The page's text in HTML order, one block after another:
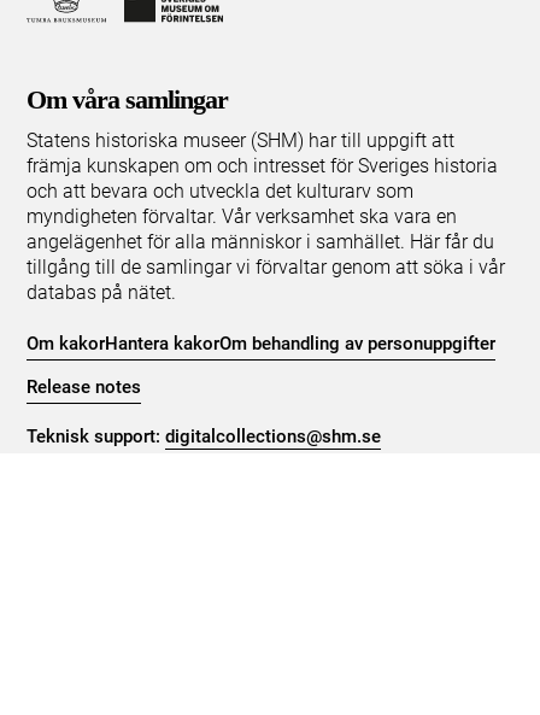
Om våra samlingar
Statens historiska museer (SHM) har till uppgift att
främja kunskapen om och intresset för Sveriges historia
och att bevara och utveckla det kulturarv som
myndigheten förvaltar. Vår verksamhet ska vara en
angelägenhet för alla människor i samhället. Här får du
tillgång till de samlingar vi förvaltar genom att söka i vår
databas på nätet.
Om kakorHantera kakorOm behandling av personuppgifter
Release notes
Teknisk support:digitalcollections@shm.se